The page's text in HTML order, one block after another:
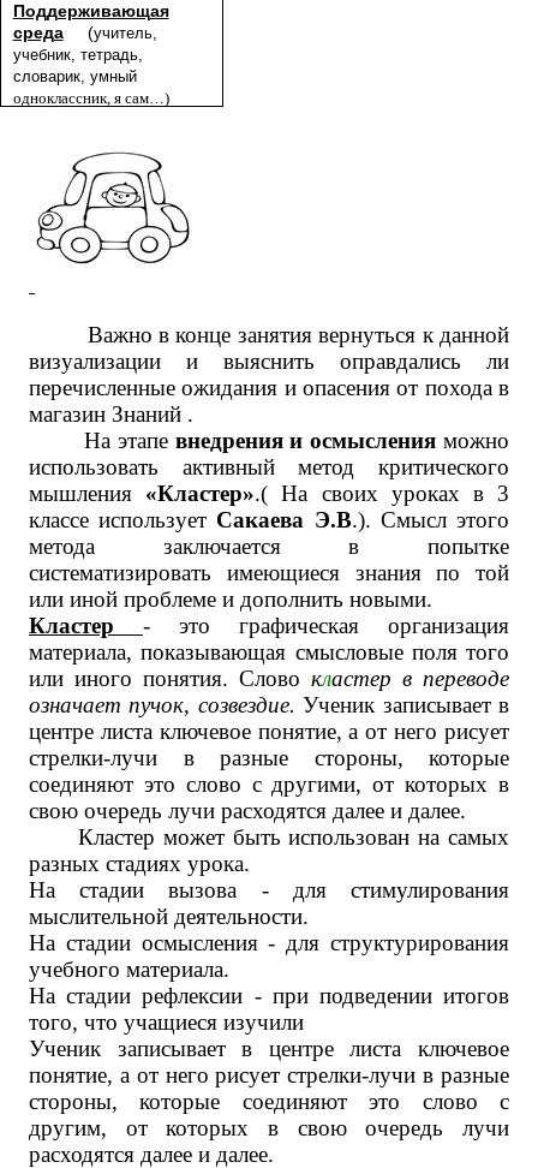
Поддерживающая
среда(учитель,
учебник, тетрадь,
словарик, умный
одноклассник, я сам…)
Важно в конце занятия вернуться к данной
визуализации и выяснить оправдались ли
перечисленные ожидания и опасения от похода в
магазин Знаний .
На этапе внедрения и осмысленияможно
использовать активный метод критического
мышления «Кластер».( На своих уроках в 3
классе использует Сакаева Э.В.). Смысл этого
метода заключается в попытке
систематизировать имеющиеся знания по той
или иной проблеме и дополнить новыми.
Кластер - это графическая организация
материала, показывающая смысловые поля того
или иного понятия. Слово кластер в переводе
означает пучок, созвездие. Ученик записывает в
центре листа ключевое понятие, а от него рисует
стрелки-лучи в разные стороны, которые
соединяют это слово с другими, от которых в
свою очередь лучи расходятся далее и далее.
Кластер может быть использован на самых
разных стадиях урока.
На стадии вызова - для стимулирования
мыслительной деятельности.
На стадии осмысления - для структурирования
учебного материала.
На стадии рефлексии - при подведении итогов
того, что учащиеся изучили
Ученик записывает в центре листа ключевое
понятие, а от него рисует стрелки-лучи в разные
стороны, которые соединяют это слово с
другим, от которых в свою очередь лучи
расходятся далее и далее.